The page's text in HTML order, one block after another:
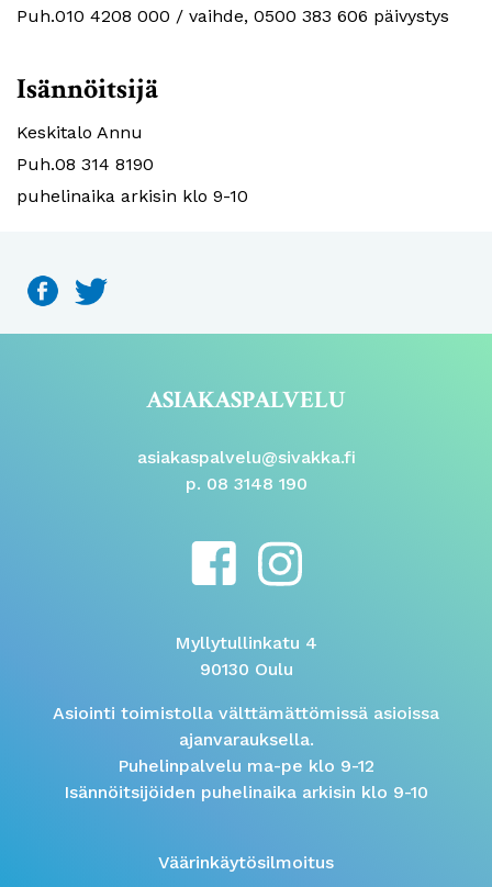
Puh.010 4208 000 / vaihde, 0500 383 606 päivystys
Isännöitsijä
Keskitalo Annu
Puh.08 314 8190
puhelinaika arkisin klo 9-10
ASIAKASPALVELU
asiakaspalvelu@sivakka.fi
p. 08 3148 190
Myllytullinkatu 4
90130 Oulu
Asiointi toimistolla välttämättömissä asioissa
ajanvarauksella.
Puhelinpalvelu ma-pe klo 9-12
Isännöitsijöiden puhelinaika arkisin klo 9-10
Väärinkäytösilmoitus